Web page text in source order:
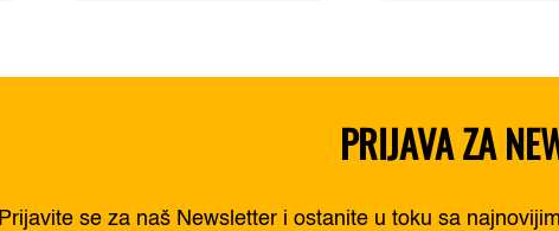
PRIJAVA ZA
Prijavite se za naš Newsletter i ostanite u toku sa